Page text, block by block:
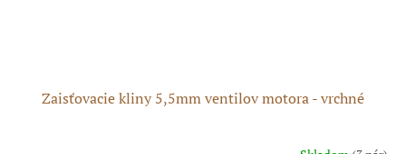
Zaisťovacie kliny 5,5mm ventilov motora - vrchné